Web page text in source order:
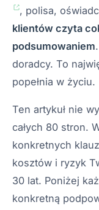
, polisa,
klientów czyta
podsumowaniem
doradcy. To
popełnia w życiu.
Ten artykuł nie
całych 80 stron.
konkretnych
kosztów i ryzyk
30 lat. Poniżej
konkretną